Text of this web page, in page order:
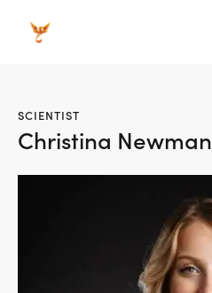
SCIENTIST
Christina Newman